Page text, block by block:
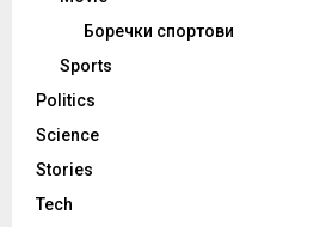
Боречки спортови
Sports
Politics
Science
Stories
Tech